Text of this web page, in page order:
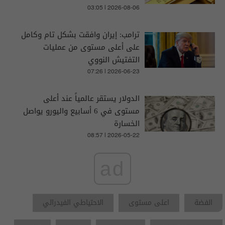
03:05 | 2026-08-06
ترامب: إيران وافقت بشكل تام وكامل
على أعلى مستوى من عمليات
التفتيش النووي
07:26 | 2026-06-23
الدولار يستقر عالمياً عند أعلى
مستوى في 6 أسابيع واليورو يواصل
الخسارة
08:57 | 2026-05-22
الفضة اعلى مستوى
الاحتياطي الفيدرالي